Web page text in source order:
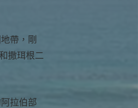
帶，剛
撒珥根二
拉伯部